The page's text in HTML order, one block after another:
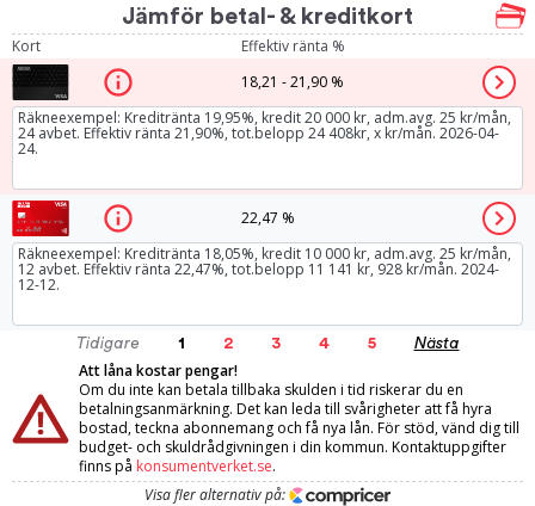
Jämför betal- & kreditkort
Kort
Effektiv ränta %
18,21 - 21,90 %
Räkneexempel: Kreditränta 19,95%, kredit 20 000 kr, adm.avg. 25 kr/mån,
24 avbet. Effektiv ränta 21,90%, tot.belopp 24 408kr, x kr/mån. 2026-04-
24.
22,47 %
Räkneexempel: Kreditränta 18,05%, kredit 10 000 kr, adm.avg. 25 kr/mån,
12 avbet. Effektiv ränta 22,47%, tot.belopp 11 141 kr, 928 kr/mån. 2024-
12-12.
Tidigare 1 2 3 4 5 Nästa
Att låna kostar pengar!
Om du inte kan betala tillbaka skulden i tid riskerar du en
betalningsanmärkning. Det kan leda till svårigheter att få hyra
bostad, teckna abonnemang och få nya lån. För stöd, vänd dig till
budget- och skuldrådgivningen i din kommun. Kontaktuppgifter
finns på konsumentverket.se.
Visa fler alternativ på: